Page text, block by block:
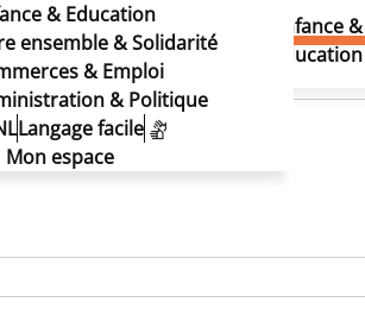
& Education
ensemble & Solidarité
& Emploi
& Politique
Langage facile
Mon espace
&
Culture & Loisirs
Enfance &
Education